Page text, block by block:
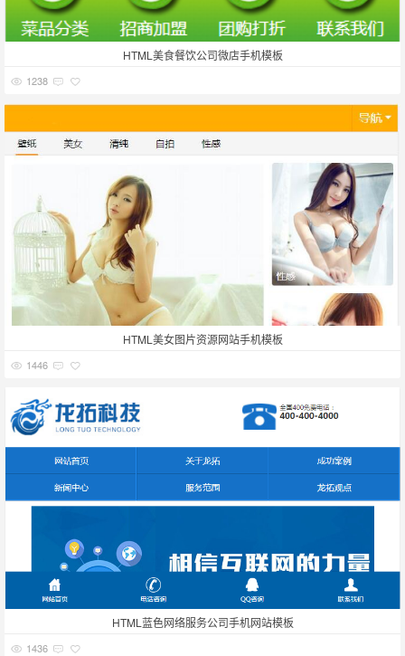
HTML美食餐饮公司微店手机模板
1238
HTML美女图片资源网站手机模板
1446
HTML蓝色网络服务公司手机网站模板
1436